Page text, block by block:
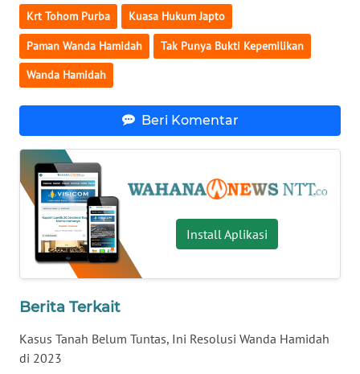
Krt Tohom Purba Kuasa Hukum Japto
Paman Wanda Hamidah Tak Punya Bukti Kepemilikan
Wanda Hamidah
Beri Komentar
Install Aplikasi
Berita Terkait
Kasus Tanah Belum Tuntas, Ini Resolusi Wanda Hamidah
di 2023
WN
JATENG
WN
WN
JOGJA
WN
JATIM
WN
BALI
WN
KALBAR